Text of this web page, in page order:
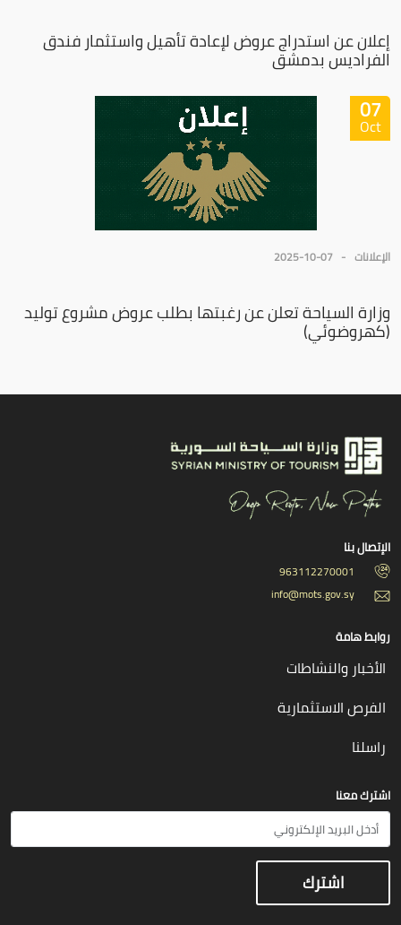
إعلان عن استدراج عروض لإعادة تأهيل واستثمار فندق
الفراديس بدمشق
07
Oct
الإعلانات 2025-10-07
وزارة السياحة تعلن عن رغبتها بطلب عروض مشروع توليد
(كهروضوئي)
الإتصال بنا
963112270001
info@mots.gov.sy
روابط هامة
الأخبار والنشاطات
الفرص الاستثمارية
راسلنا
اشترك معنا